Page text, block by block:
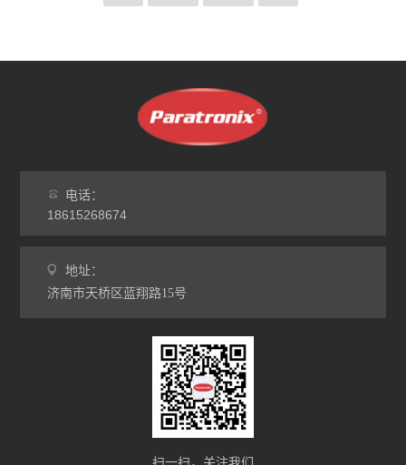
电话：
18615268674
地址：
济南市天桥区蓝翔路15号